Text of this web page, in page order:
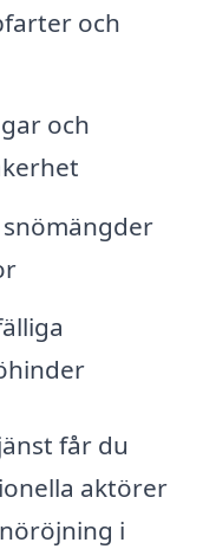
och
och
får du
aktörer
i